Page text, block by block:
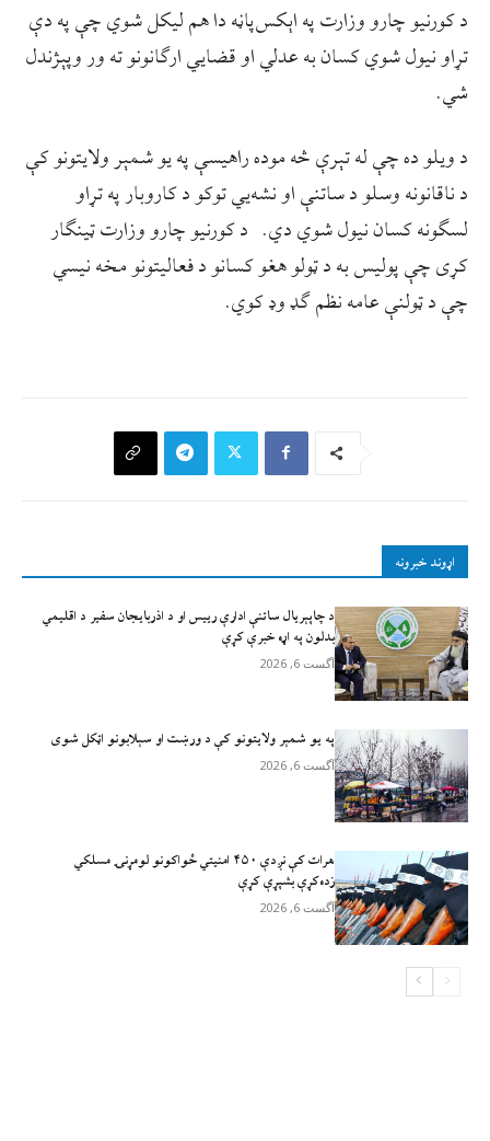
د کورنیو چارو وزارت په اېکس‌پاڼه دا هم لیکل شوي چې په دې
تړاو نیول شوي کسان به عدلي او قضايي ارګانونو ته ور وپېژندل
شي.
د ویلو ده چې له تېرې څه موده راهیسې په یو شمېر ولایتونو کې
د ناقانونه وسلو د ساتنې او نشه‌يي توکو د کاروبار په تړاو
لسګونه کسان نیول شوي دي. د کورنیو چارو وزارت ټینګار
کړی چې پولیس به د ټولو هغو کسانو د فعالیتونو مخه نیسي
چې د ټولنې عامه نظم ګډ وډ کوي.
اړوند خبرونه
د چاپېریال ساتنې ادارې رییس او د اذربایجان سفیر د اقلیمي
بدلون په اړه خبرې کړې
آگست 6, 2026
په یو شمېر ولایتونو کې د ورښت او سېلابونو اټکل شوی
آگست 6, 2026
هرات کې نږدې ۴۵۰ امنيتي ځواکونو لومړنۍ مسلکي
زده‌کړې بشپړې کړې
آگست 6, 2026